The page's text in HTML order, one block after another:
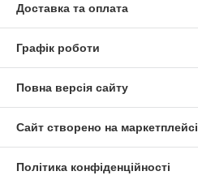
Доставка та оплата
Графік роботи
Повна версія сайту
Сайт створено на маркетплейсі
Політика конфіденційності